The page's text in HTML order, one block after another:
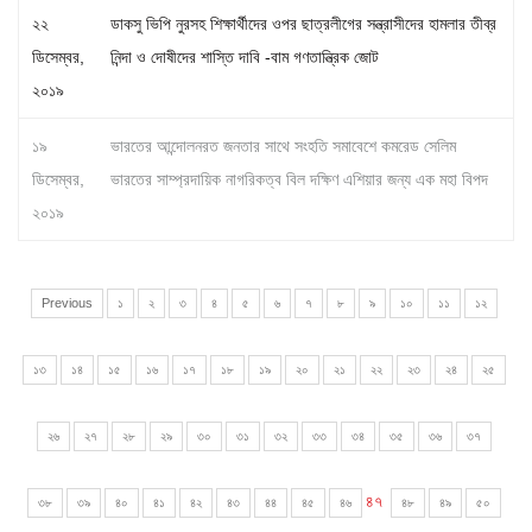
২২
ডিসেম্বর,
২০১৯
ডাকসু ভিপি নুরসহ শিক্ষার্থীদের ওপর ছাত্রলীগের সন্ত্রাসীদের হামলার তীব্র
নিন্দা ও দোষীদের শাস্তি দাবি -বাম গণতান্ত্রিক জোট
১৯
ডিসেম্বর,
২০১৯
ভারতের আন্দোলনরত জনতার সাথে সংহতি সমাবেশে কমরেড সেলিম
ভারতের সাম্প্রদায়িক নাগরিকত্ব বিল দক্ষিণ এশিয়ার জন্য এক মহা বিপদ
Previous ১ ২ ৩ ৪ ৫ ৬ ৭ ৮ ৯ ১০ ১১ ১২
১৩ ১৪ ১৫ ১৬ ১৭ ১৮ ১৯ ২০ ২১ ২২ ২৩ ২৪ ২৫
২৬ ২৭ ২৮ ২৯ ৩০ ৩১ ৩২ ৩৩ ৩৪ ৩৫ ৩৬ ৩৭
৩৮ ৩৯ ৪০ ৪১ ৪২ ৪৩ ৪৪ ৪৫ ৪৬ ৪৭ ৪৮ ৪৯ ৫০